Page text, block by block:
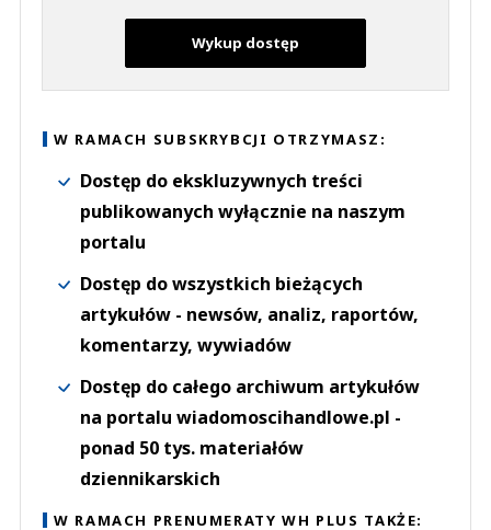
Wykup dostęp
W RAMACH SUBSKRYBCJI OTRZYMASZ:
Dostęp do ekskluzywnych treści
publikowanych wyłącznie na naszym
portalu
Dostęp do wszystkich bieżących
artykułów - newsów, analiz, raportów,
komentarzy, wywiadów
Dostęp do całego archiwum artykułów
na portalu wiadomoscihandlowe.pl -
ponad 50 tys. materiałów
dziennikarskich
W RAMACH PRENUMERATY WH PLUS TAKŻE: